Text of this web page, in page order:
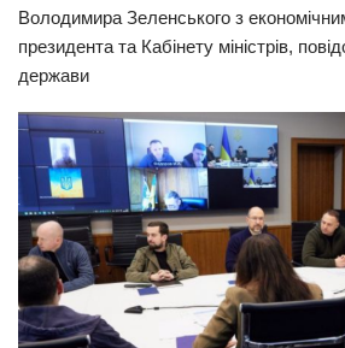
Економіка
Політика
Світ
Цікаво
Наука
Технології
Історії
Рецепти
Володимира Зеленського з
президента та Кабінету міністрів,
держави